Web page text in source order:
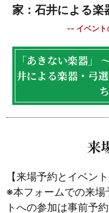
家：石井による楽
「あきない楽器」
井による楽器・弓
来
【来場予約とイベン
※本フォームでの来
トへの参加は事前予